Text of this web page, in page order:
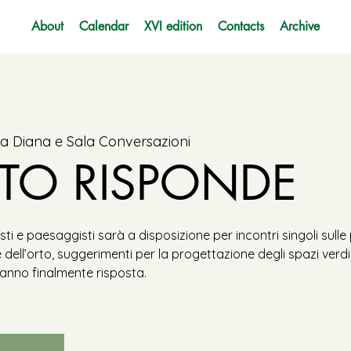
About Calendar XVI edition Contacts Archive
Diana e Sala Conversazioni
RISPONDE
e paesaggisti sarà a disposizione per incontri singoli
suggerimenti per la progettazione degli spazi
finalmente risposta.